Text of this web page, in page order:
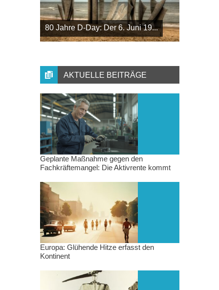
80 Jahre D-Day: Der 6. Juni 19...
AKTUELLE BEITRÄGE
Geplante Maßnahme gegen den
Fachkräftemangel: Die Aktivrente kommt
Europa: Glühende Hitze erfasst den
Kontinent